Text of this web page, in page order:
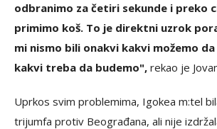
odbranimo za četiri sekunde i preko
primimo koš. To je direktni uzrok
mi nismo bili onakvi kakvi možemo
kakvi treba da budemo", rekao je
Uprkos svim problemima, Igokea m:tel
trijumfa protiv Beograđana, ali nije